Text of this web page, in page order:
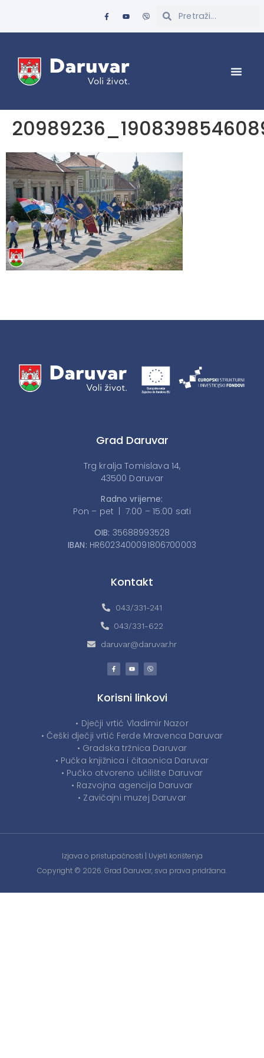
Grad Daruvar
Trg kralja Tomislava 14,
43500 Daruvar
Radno vrijeme:
Pon – pet | 7:00 – 15:00 sati
OIB: 35688993528
IBAN: HR6023400091806700003
Kontakt
043/331-241
043/331-622
daruvar@daruvar.hr
Korisni linkovi
• Dječji vrtić Vladimir Nazor
• Češki dječji vrtić Ferde Mravenca Daruvar
• Gradska tržnica Daruvar
• Pučka knjižnica i čitaonica Daruvar
• Pučko otvoreno učilište Daruvar
• Razvojna agencija Daruvar
• Zavičajni muzej Daruvar
Izjava o pristupačnosti | Uvjeti korištenja
Copyright © 2026. Grad Daruvar, sva prava pridržana.